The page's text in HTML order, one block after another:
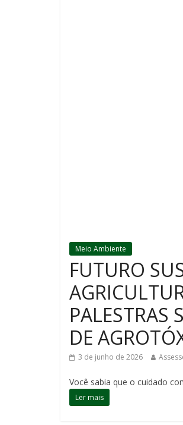
Meio Ambiente
FUTURO
PALESTRAS
DE
3 de junho de 2026
Você sabia que o cuidado
Ler mais